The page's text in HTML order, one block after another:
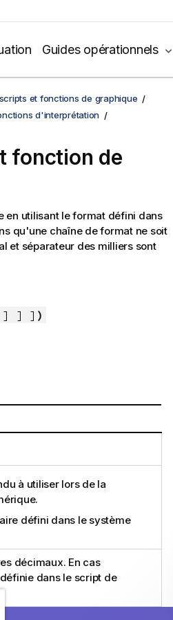
Guides opérationnels
et fonctions de graphique
d'interprétation
fonction de
en utilisant le format défini dans
qu'une chaîne de format ne soit
et séparateur des milliers sont
] ] ] )
à utiliser lors de la
défini dans le système
décimaux. En cas
dans le script de